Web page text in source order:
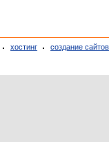
хостинг создание сайтов